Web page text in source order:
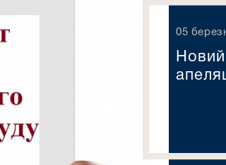
05
Новий